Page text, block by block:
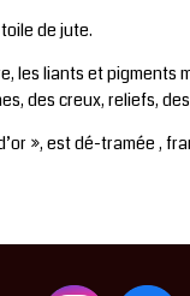
de jute.
les liants et
des creux, reliefs, des
», est dé-tramée ,